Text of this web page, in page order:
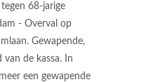
68-jarige
- Overval op
Gewapende,
van de kassa. In
een gewapende